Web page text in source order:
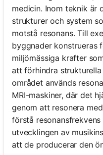
medicin. Inom teknik
strukturer och system
motstå resonans. Till
byggnader konstrueras
miljömässiga krafter
att förhindra
området används
MRI-maskiner, där det
genom att resonera
förstå
utvecklingen av
att de producerar den